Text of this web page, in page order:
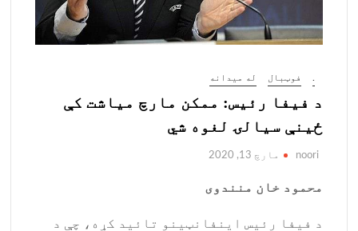
فوټبال له میدانه
د فیفا رئیس: ممکن مارچ میاشت کې
ځينې سیالۍ لغوه شي
noori مارچ 13, 2020
محمود خان منندوی
د فیفا رئیس اینفانټینو تائید کړه، چې د